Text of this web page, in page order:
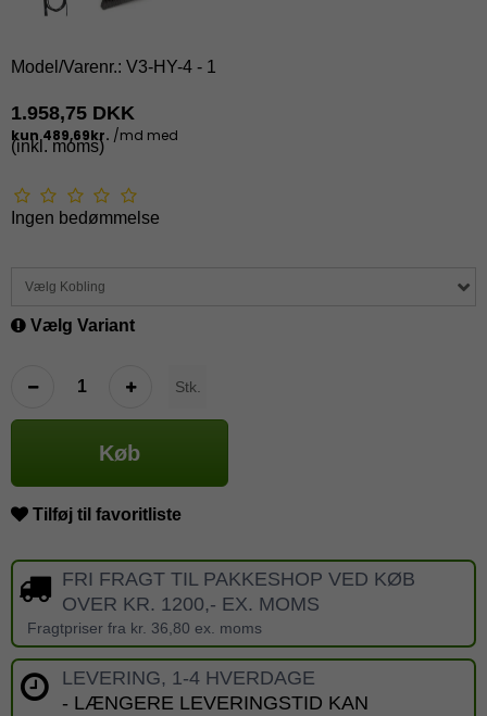
Model/Varenr.: V3-HY-4 - 1
1.958,75 DKK
(inkl. moms)
Ingen bedømmelse
Vælg Kobling
Vælg Variant
Stk.
Køb
Tilføj til favoritliste
FRI FRAGT TIL PAKKESHOP VED KØB
OVER KR. 1200,- EX. MOMS
Fragtpriser fra kr. 36,80 ex. moms
LEVERING, 1-4 HVERDAGE
- LÆNGERE LEVERINGSTID KAN